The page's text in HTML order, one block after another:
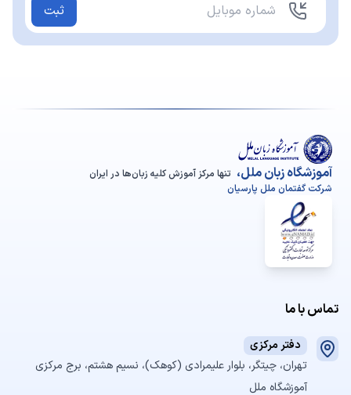
ثبت
آموزشگاه زبان ملل، تنها مرکز آموزش کلیه زبان‌ها در ایران
شرکت گفتمان ملل پارسیان
تماس با ما
دفتر مرکزی
تهران، چیتگر، بلوار علیمرادی (کوهک)، نسیم هشتم، برج مرکزی
آموزشگاه ملل